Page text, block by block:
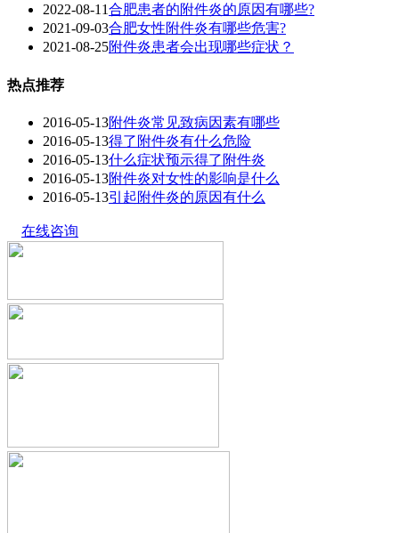
2022-08-11合肥患者的附件炎的原因有哪些?
2021-09-03合肥女性附件炎有哪些危害?
2021-08-25附件炎患者会出现哪些症状？
热点推荐
2016-05-13附件炎常见致病因素有哪些
2016-05-13得了附件炎有什么危险
2016-05-13什么症状预示得了附件炎
2016-05-13附件炎对女性的影响是什么
2016-05-13引起附件炎的原因有什么
在线咨询